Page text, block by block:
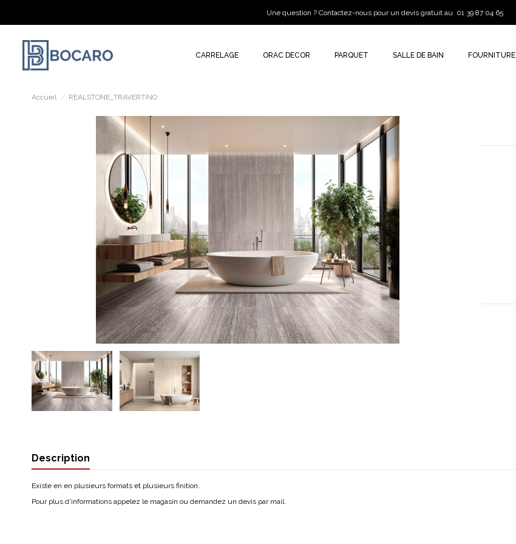
Une question ? Contactez-nous pour un devis gratuit au 01 39 87 04 65
CARRELAGE ORAC DECOR PARQUET SALLE DE BAIN FOURNITURE
Accueil REALSTONE_TRAVERTINO
Description
Existe en en plusieurs formats et plusieurs finition.
Pour plus d'informations appelez le magasin ou demandez un devis par mail.